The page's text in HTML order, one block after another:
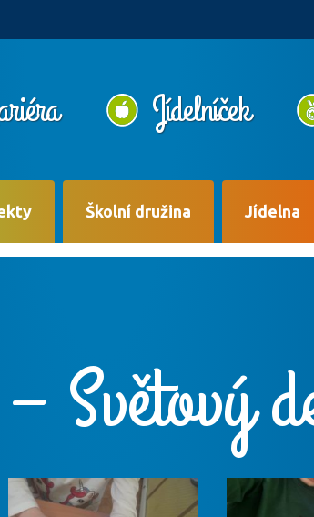
Jídelníček
Školní družina Jídelna
Světový